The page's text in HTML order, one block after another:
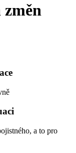
a to pro